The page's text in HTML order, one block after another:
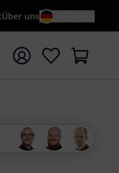
Über uns